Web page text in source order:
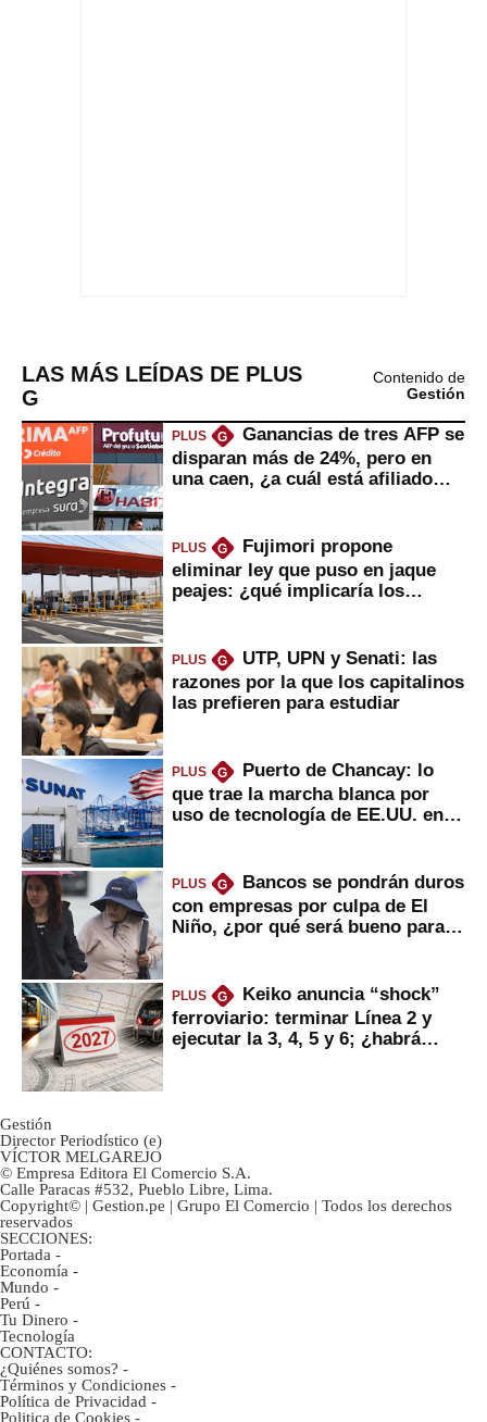
LAS MÁS LEÍDAS DE PLUS
G
Contenido de
Gestión
PLUS G
Ganancias de tres AFP se
disparan más de 24%, pero en
una caen, ¿a cuál está afiliado
PLUS G
Fujimori propone
eliminar ley que puso en jaque
peajes: ¿qué implicaría los
PLUS G
UTP, UPN y Senati: las
razones por la que los capitalinos
las prefieren para estudiar
PLUS G
Puerto de Chancay: lo
que trae la marcha blanca por
uso de tecnología de EE.UU. en
PLUS G
Bancos se pondrán duros
con empresas por culpa de El
Niño, ¿por qué será bueno para
PLUS G
Keiko anuncia “shock”
ferroviario: terminar Línea 2 y
ejecutar la 3, 4, 5 y 6; ¿habrá
Gestión
Director Periodístico (e)
VÍCTOR MELGAREJO
© Empresa Editora El Comercio S.A.
Calle Paracas #532, Pueblo Libre, Lima.
Copyright© | Gestion.pe | Grupo El Comercio | Todos los derechos
reservados
SECCIONES:
Portada -
Economía -
Mundo -
Perú -
Tu Dinero -
Tecnología
CONTACTO:
¿Quiénes somos? -
Términos y Condiciones -
Política de Privacidad -
Politica de Cookies -